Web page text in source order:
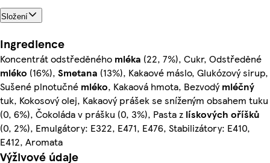
Složení
Ingredience
Koncentrát odstředĕného mléka (22, 7%), Cukr, Odstředĕné
mléko (16%), Smetana (13%), Kakaové máslo, Glukózový sirup,
Sušené plnotučné mléko, Kakaová hmota, Bezvodýmléčný
tuk, Kokosový olej, Kakaový prášek se sníženým obsahem tuku
(0, 6%), Čokoláda v prášku (0, 3%), Pasta z lískových oříšků
(0, 2%), Emulgátory: E322, E471, E476, Stabilizátory: E410,
E412, Aromata
Výživové údaje